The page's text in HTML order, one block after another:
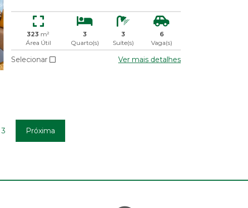
323 m²
Área Útil
3
Quarto(s)
3
Suíte(s)
6
Vaga(s)
Selecionar Ver mais detalhes
3 Próxima